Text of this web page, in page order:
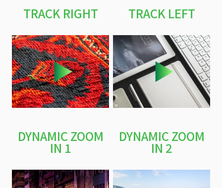
TRACK RIGHT TRACK LEFT
DYNAMIC ZOOM
IN 1
DYNAMIC ZOOM
IN 2